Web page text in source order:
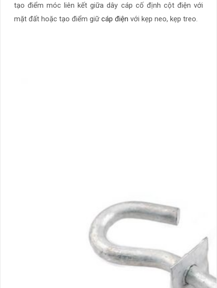
tạo điểm móc liên kết giữa dây cáp cố định cột điện với
mặt đất hoặc tạo điểm giữcáp điện với kẹp neo, kẹp treo.